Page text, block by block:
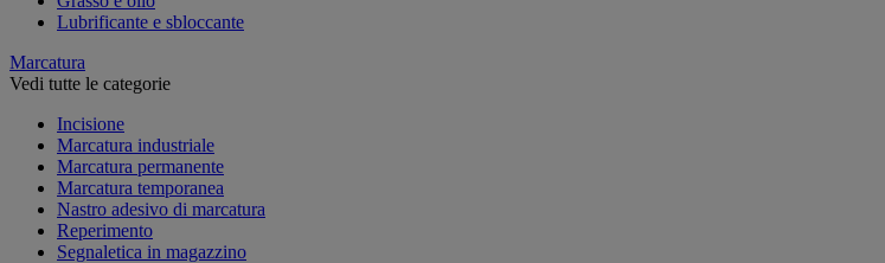
Lubrificante e sbloccante
Marcatura
Vedi tutte le categorie
Incisione
Marcatura industriale
Marcatura permanente
Marcatura temporanea
Nastro adesivo di marcatura
Reperimento
Segnaletica in magazzino